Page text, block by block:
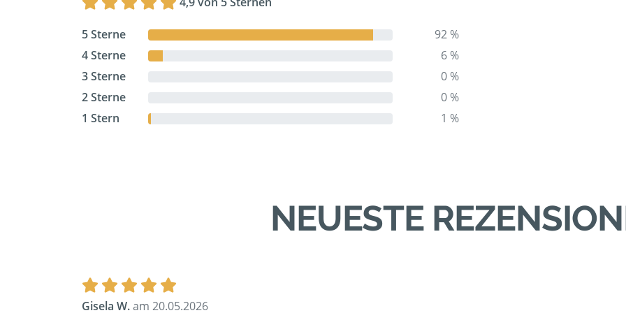
5 Sterne
92 %
4 Sterne
6 %
3 Sterne
0 %
2 Sterne
0 %
1 Stern
1 %
NEUESTE
Gisela W.am 20.05.2026